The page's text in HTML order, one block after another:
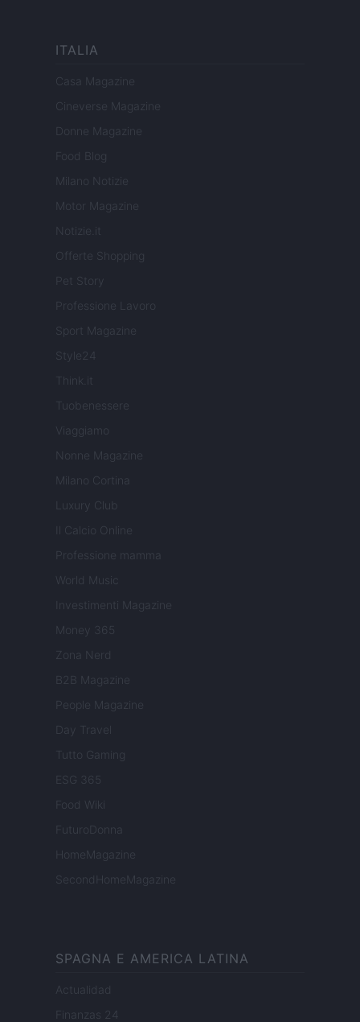
ITALIA
Casa Magazine
Cineverse Magazine
Donne Magazine
Food Blog
Milano Notizie
Motor Magazine
Notizie.it
Offerte Shopping
Pet Story
Professione Lavoro
Sport Magazine
Style24
Think.it
Tuobenessere
Viaggiamo
Nonne Magazine
Milano Cortina
Luxury Club
Il Calcio Online
Professione mamma
World Music
Investimenti Magazine
Money 365
Zona Nerd
B2B Magazine
People Magazine
Day Travel
Tutto Gaming
ESG 365
Food Wiki
FuturoDonna
HomeMagazine
SecondHomeMagazine
SPAGNA E AMERICA LATINA
Actualidad
Finanzas 24